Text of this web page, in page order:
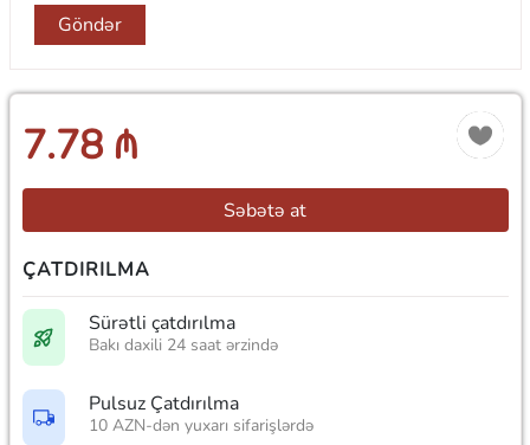
Göndər
7.78 ₼
Səbətə at
ÇATDIRILMA
Sürətli çatdırılma
Bakı daxili 24 saat ərzində
Pulsuz Çatdırılma
10 AZN-dən yuxarı sifarişlərdə